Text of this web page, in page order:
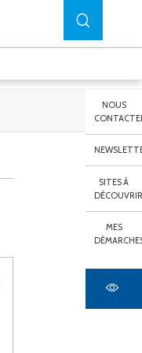
NOUS
SITES À
MES